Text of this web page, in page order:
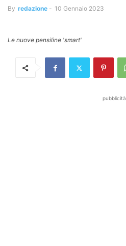
By redazione - 10 Gennaio 2023
Le nuove pensiline 'smart'
pubblicità